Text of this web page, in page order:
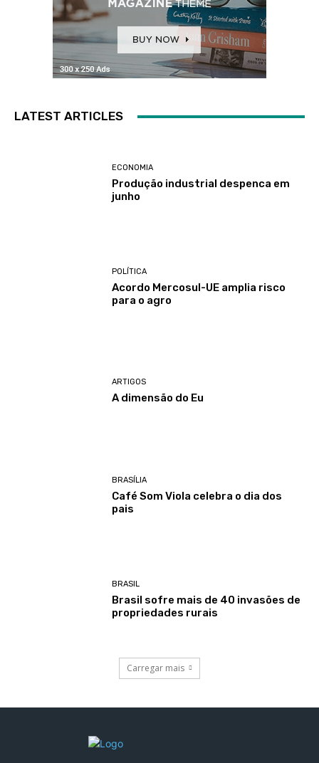
LATEST ARTICLES
ECONOMIA
Produção industrial despenca em
junho
POLÍTICA
Acordo Mercosul-UE amplia risco
para o agro
ARTIGOS
A dimensão do Eu
BRASÍLIA
Café Som Viola celebra o dia dos
pais
BRASIL
Brasil sofre mais de 40 invasões de
propriedades rurais
Carregar mais